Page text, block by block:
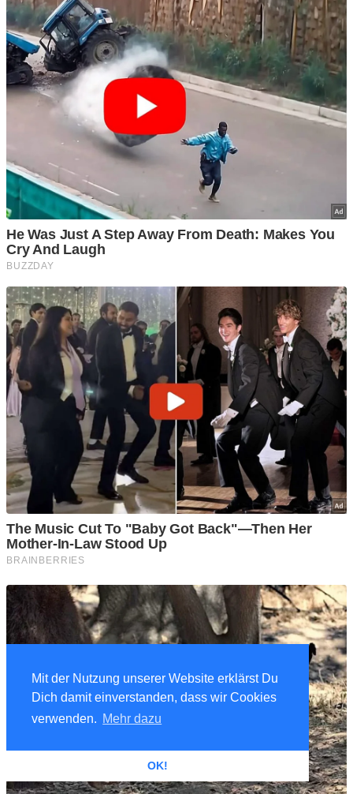
Mit der Nutzung unserer Website erklärst Du
Dich damit einverstanden, dass wir Cookies
verwenden. Mehr dazu
OK!